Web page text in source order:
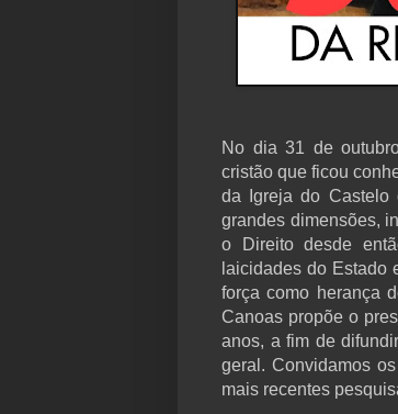
No dia 31 de
cristão que ficou
da Igreja do Castelo
grandes dimensões,
o Direito desde
laicidades do Estado
força como herança
Canoas propõe o
anos, a fim de
geral. Convidamos
mais recentes